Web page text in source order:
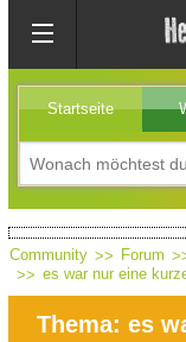
Startseite
Community Forum
es war nur eine
Thema: es